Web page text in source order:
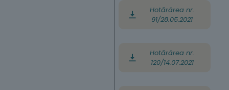
Hotărârea nr.
91/28.05.2021
Hotărârea nr.
120/14.07.2021